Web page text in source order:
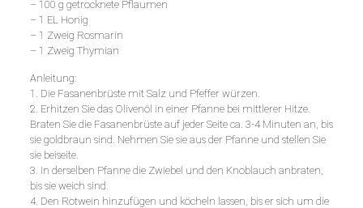
– 100 g getrocknete Pflaumen
– 1 EL Honig
– 1 Zweig Rosmarin
– 1 Zweig Thymian
Anleitung:
1. Die Fasanenbrüste mit Salz und Pfeffer würzen.
2. Erhitzen Sie das Olivenöl in einer Pfanne bei mittlerer Hitze.
Braten Sie die Fasanenbrüste auf jeder Seite ca. 3-4 Minuten an, bis
sie goldbraun sind. Nehmen Sie sie aus der Pfanne und stellen Sie
sie beiseite.
3. In derselben Pfanne die Zwiebel und den Knoblauch anbraten,
bis sie weich sind.
4. Den Rotwein hinzufügen und köcheln lassen, bis er sich um die